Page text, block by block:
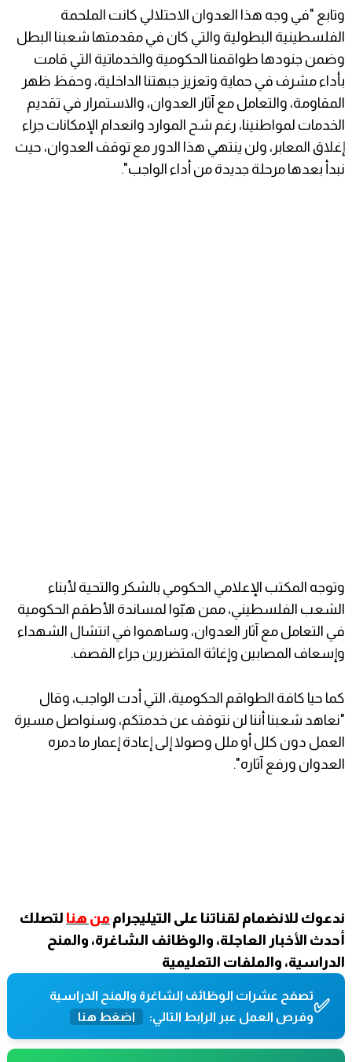
وتابع "في وجه هذا العدوان الاحتلالي كانت الملحمة
الفلسطينية البطولية والتي كان في مقدمتها شعبنا البطل
وضمن جنودها طواقمنا الحكومية والخدماتية التي قامت
بأداء مشرف في حماية وتعزيز جبهتنا الداخلية، وحفظ ظهر
المقاومة، والتعامل مع آثار العدوان، والاستمرار في تقديم
الخدمات لمواطنينا، رغم شح الموارد وانعدام الإمكانات جراء
إغلاق المعابر، ولن ينتهي هذا الدور مع توقف العدوان، حيث
نبدأ بعدها مرحلة جديدة من أداء الواجب".
وتوجه المكتب الإعلامي الحكومي بالشكر والتحية لأبناء
الشعب الفلسطيني، ممن هبّوا لمساندة الأطقم الحكومية
في التعامل مع آثار العدوان، وساهموا في انتشال الشهداء
وإسعاف المصابين وإغاثة المتضررين جراء القصف.
كما حيا كافة الطواقم الحكومية، التي أدت الواجب، وقال
"نعاهد شعبنا أننا لن نتوقف عن خدمتكم، وسنواصل مسيرة
العمل دون كلل أو ملل وصولا إلى إعادة إعمار ما دمره
العدوان ورفع آثاره".
ندعوك للانضمام لقناتنا على التيليجرام من هنا لتصلك
أحدث الأخبار العاجلة، والوظائف الشاغرة، والمنح
الدراسية، والملفات التعليمية
✅تصفح عشرات الوظائف الشاغرة والمنح الدراسية
وفرص العمل عبر الرابط التالي:
اضغط هنا